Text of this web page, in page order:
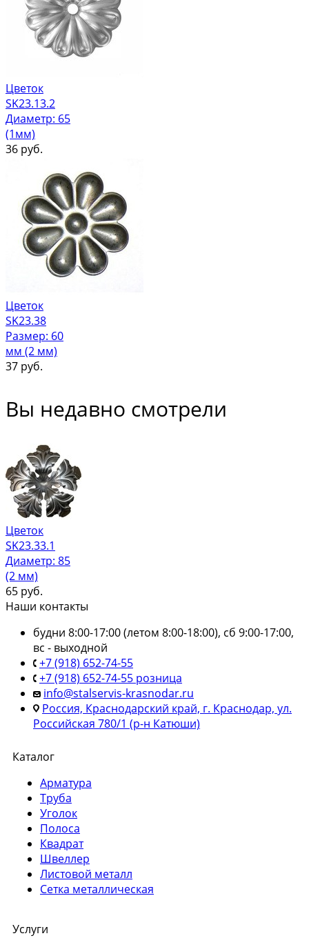
Цветок
SK23.13.2
Диаметр: 65
(1мм)
36 руб.
Цветок
SK23.38
Размер: 60
мм (2 мм)
37 руб.
Вы недавно смотрели
Цветок
SK23.33.1
Диаметр: 85
(2 мм)
65 руб.
Наши контакты
будни 8:00-17:00 (летом 8:00-18:00), сб 9:00-17:00,
вс - выходной
+7 (918) 652-74-55
+7 (918) 652-74-55 розница
info@stalservis-krasnodar.ru
Россия, Краснодарский край, г. Краснодар, ул.
Российская 780/1 (р-н Катюши)
Каталог
Арматура
Труба
Уголок
Полоса
Квадрат
Швеллер
Листовой металл
Сетка металлическая
Услуги